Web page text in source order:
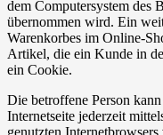
dem Computersystem des
übernommen wird. Ein
Warenkorbes im Online-
Artikel, die ein Kunde in
ein Cookie.
Die betroffene Person
Internetseite jederzeit